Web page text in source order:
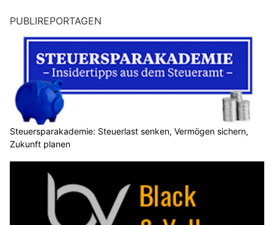
PUBLIREPORTAGEN
Steuersparakademie: Steuerlast senken, Vermögen sichern,
Zukunft planen